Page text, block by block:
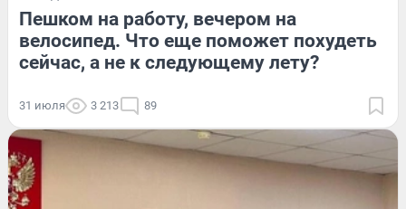
Пешком на работу, вечером на
велосипед. Что еще поможет похудеть
сейчас, а не к следующему лету?
31 июля 3 213 89